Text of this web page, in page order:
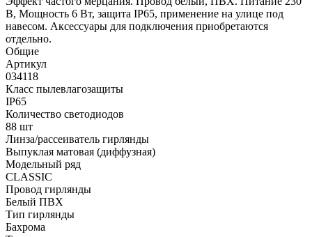
В, Мощность 6 Вт, защита IP65, применение на улице под
навесом. Аксессуары для подключения приобретаются
отдельно.
Общие
Артикул
034118
Класс пылевлагозащиты
IP65
Количество светодиодов
88 шт
Линза/рассеиватель гирлянды
Выпуклая матовая (диффузная)
Модельный ряд
CLASSIC
Провод гирлянды
Белый ПВХ
Тип гирлянды
Бахрома